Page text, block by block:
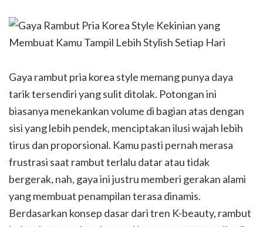
Gaya rambut pria korea style memang punya daya
tarik tersendiri yang sulit ditolak. Potongan ini
biasanya menekankan volume di bagian atas dengan
sisi yang lebih pendek, menciptakan ilusi wajah lebih
tirus dan proporsional. Kamu pasti pernah merasa
frustrasi saat rambut terlalu datar atau tidak
bergerak, nah, gaya ini justru memberi gerakan alami
yang membuat penampilan terasa dinamis.
Berdasarkan konsep dasar dari tren K-beauty, rambut